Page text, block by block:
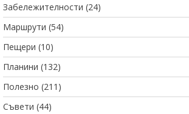
Забележителности (24)
Маршрути (54)
Пещери (10)
Планини (132)
Полезно (211)
Съвети (44)